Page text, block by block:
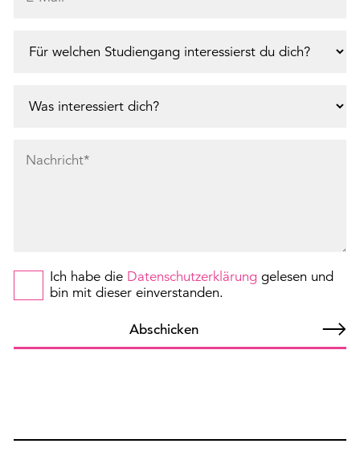
Ich habe die Datenschutzerklärung gelesen und
bin mit dieser einverstanden.
Abschicken